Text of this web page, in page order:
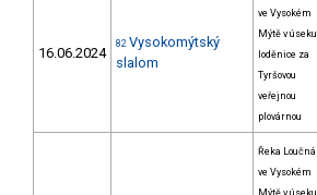
16.06.2024
82 Vysokomýtský
slalom
ve Vysokém
Mýtě v úseku
loděnice za
Tyršovou
veřejnou
plovárnou
Řeka Loučná
ve Vysokém